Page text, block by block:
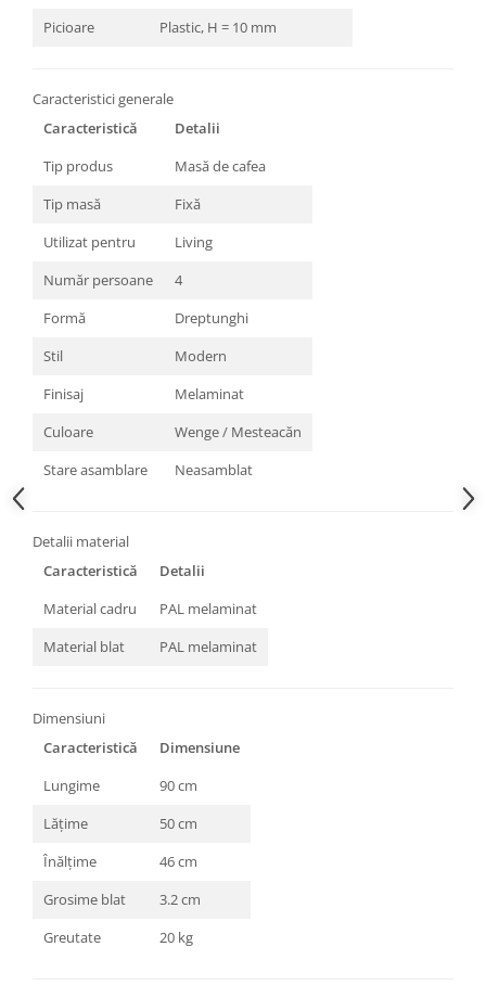
Picioare
Plastic, H = 10 mm
Caracteristici generale
Caracteristică
Detalii
Tip produs
Masă de cafea
Tip masă
Fixă
Utilizat pentru
Living
Număr persoane
4
Formă
Dreptunghi
Stil
Modern
Finisaj
Melaminat
Culoare
Wenge / Mesteacăn
Stare asamblare
Neasamblat
Detalii material
Caracteristică
Detalii
Material cadru
PAL melaminat
Material blat
PAL melaminat
Dimensiuni
Caracteristică
Dimensiune
Lungime
90 cm
Lățime
50 cm
Înălțime
46 cm
Grosime blat
3.2 cm
Greutate
20 kg